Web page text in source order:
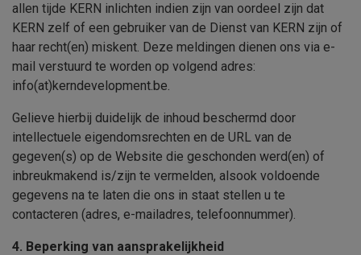
allen tijde KERN inlichten indien zijn van oordeel zijn dat
KERN zelf of een gebruiker van de Dienst van KERN zijn of
haar recht(en) miskent. Deze meldingen dienen ons via e-
mail verstuurd te worden op volgend adres:
info(at)kerndevelopment.be.
Gelieve hierbij duidelijk de inhoud beschermd door
intellectuele eigendomsrechten en de URL van de
gegeven(s) op de Website die geschonden werd(en) of
inbreukmakend is/zijn te vermelden, alsook voldoende
gegevens na te laten die ons in staat stellen u te
contacteren (adres, e-mailadres, telefoonnummer).
4. Beperking van aansprakelijkheid